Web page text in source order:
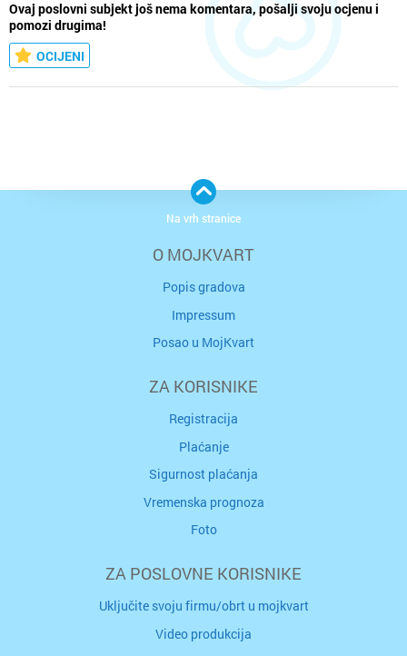
Ovaj poslovni subjekt još nema komentara, pošalji svoju ocjenu i
pomozi drugima!
OCIJENI
O MOJKVART
Popis gradova
Impressum
Posao u MojKvart
ZA KORISNIKE
Registracija
Plaćanje
Sigurnost plaćanja
Vremenska prognoza
Foto
ZA POSLOVNE KORISNIKE
Uključite svoju firmu/obrt u mojkvart
Video produkcija
Na vrh stranice